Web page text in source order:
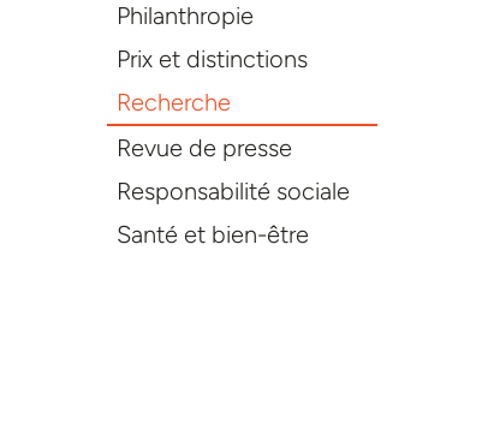
Philanthropie
Prix et distinctions
Recherche
Revue de presse
Responsabilité sociale
Santé et bien-être